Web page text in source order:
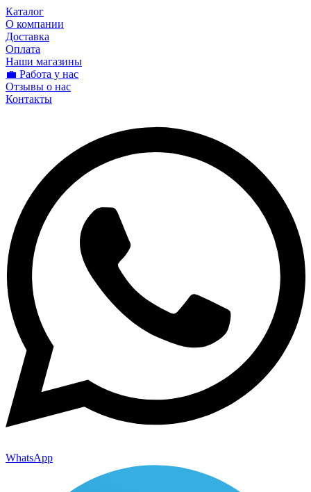
Каталог
О компании
Доставка
Оплата
Наши магазины
💼 Работа у нас
Отзывы о нас
Контакты
WhatsApp